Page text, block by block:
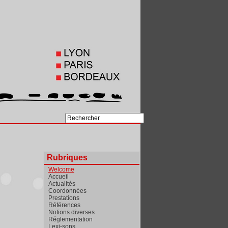
Rubriques
Welcome
Accueil
Actualités
Coordonnées
Prestations
Références
Notions diverses
Réglementation